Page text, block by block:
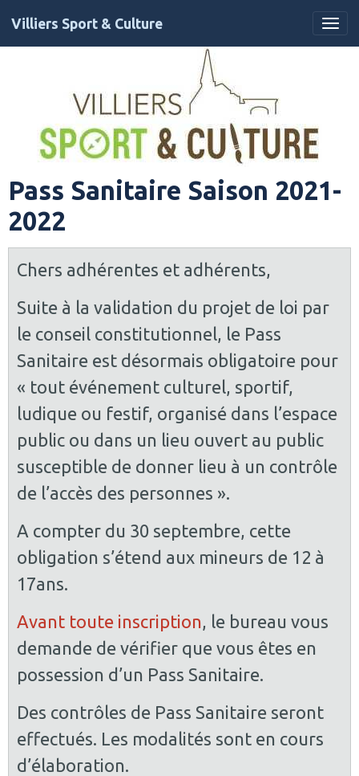
Villiers Sport & Culture
Pass Sanitaire Saison 2021-
2022
Chers adhérentes et adhérents,
Suite à la validation du projet de loi par
le conseil constitutionnel, le Pass
Sanitaire est désormais obligatoire pour
« tout événement culturel, sportif,
ludique ou festif, organisé dans l’espace
public ou dans un lieu ouvert au public
susceptible de donner lieu à un contrôle
de l’accès des personnes ».
A compter du 30 septembre, cette
obligation s’étend aux mineurs de 12 à
17ans.
Avant toute inscription, le bureau vous
demande de vérifier que vous êtes en
possession d’un Pass Sanitaire.
Des contrôles de Pass Sanitaire seront
effectués. Les modalités sont en cours
d’élaboration.